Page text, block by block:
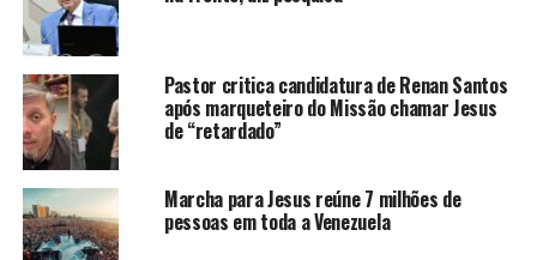
Pastor critica candidatura de Renan Santos
após marqueteiro do Missão chamar Jesus
de “retardado”
Marcha para Jesus reúne 7 milhões de
pessoas em toda a Venezuela